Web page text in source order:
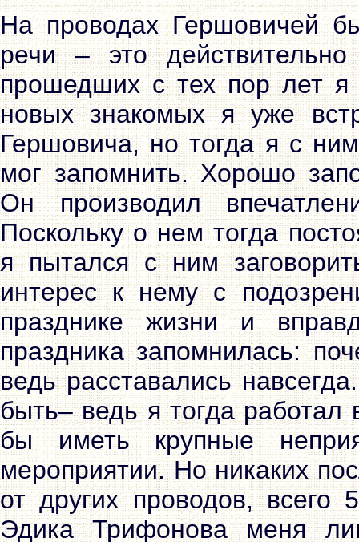
На проводах Гершовичей
речи – это
прошедших с тех пор лет я
новых знакомых я уже
Гершовича, но тогда я с
мог запомнить. Хорошо
Он производил
Поскольку о нем тогда
я пытался с ним
интерес к нему с
празднике жизни и
праздника запомнилась:
ведь расставались
быть– ведь я тогда работал
бы иметь крупные
мероприятии. Но никаких
от других проводов, всего
Эдика Трифонова меня